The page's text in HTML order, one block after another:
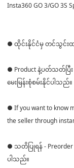
Insta360 GO 3/GO 3S
● ထိုင်းနိုင်ငံမှ တင်သွင်းထ
● Product နဲ့ပတ်သတ်ပြီ
မေးမြန်းစုံစမ်းနိုင်ပါသည်။
● If you want to know
the seller through
● သတိပြုရန် - Preorder
ပါသည်။